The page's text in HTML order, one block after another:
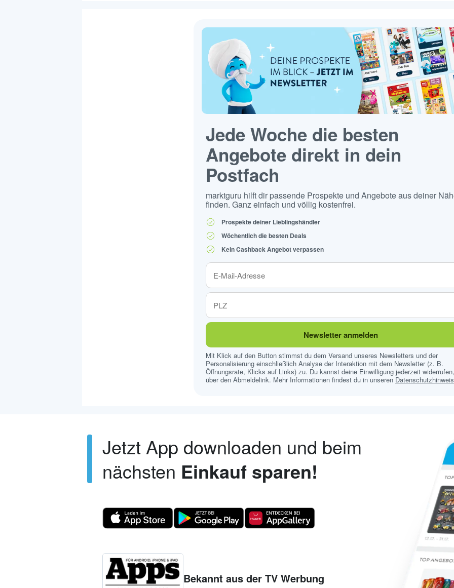
Jede Woche die besten
Angebote direkt in dein
Postfach
marktguru hilft dir passende Prospekte und Angebote aus deiner
finden. Ganz einfach und völlig kostenfrei.
Prospekte deiner Lieblingshändler
Wöchentlich die besten Deals
Kein Cashback Angebot verpassen
Newsletter anmelden
Mit Klick auf den Button stimmst du dem Versand unseres Newsletters und der
Personalisierung einschließlich Analyse der Interaktion mit dem Newsletter (z. B.
Öffnungsrate, Klicks auf Links) zu. Du kannst deine Einwilligung jederzeit
über den Abmeldelink. Mehr Informationen findest du in unseren
Jetzt App downloaden und beim
nächsten Einkauf sparen!
Bekannt aus der TV Werbung